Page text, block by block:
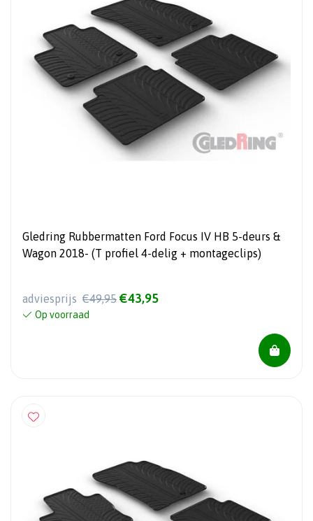
Gledring Rubbermatten Ford Focus IV HB 5-deurs &
Wagon 2018- (T profiel 4-delig + montageclips)
adviesprijs €49,95 €43,95
Op voorraad